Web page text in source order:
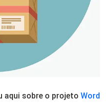
aqui sobre o projeto Word